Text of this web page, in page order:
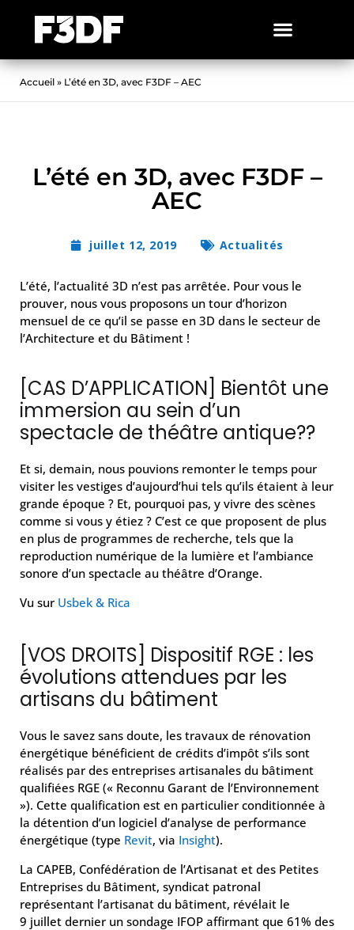
Accueil » L’été en 3D, avec F3DF – AEC
L’été en 3D, avec F3DF –
AEC
juillet 12, 2019 Actualités
L’été, l’actualité 3D n’est pas arrêtée. Pour vous le
prouver, nous vous proposons un tour d’horizon
mensuel de ce qu’il se passe en 3D dans le secteur de
l’Architecture et du Bâtiment !
[CAS D’APPLICATION] Bientôt une
immersion au sein d’un
spectacle de théâtre antique??
Et si, demain, nous pouvions remonter le temps pour
visiter les vestiges d’aujourd’hui tels qu’ils étaient à leur
grande époque ? Et, pourquoi pas, y vivre des scènes
comme si vous y étiez ? C’est ce que proposent de plus
en plus de programmes de recherche, tels que la
reproduction numérique de la lumière et l’ambiance
sonore d’un spectacle au théâtre d’Orange.
Vu sur Usbek & Rica
[VOS DROITS] Dispositif RGE : les
évolutions attendues par les
artisans du bâtiment
Vous le savez sans doute, les travaux de rénovation
énergétique bénéficient de crédits d’impôt s’ils sont
réalisés par des entreprises artisanales du bâtiment
qualifiées RGE (« Reconnu Garant de l’Environnement
»). Cette qualification est en particulier conditionnée à
la détention d’un logiciel d’analyse de performance
énergétique (type Revit, via Insight).
La CAPEB, Confédération de l’Artisanat et des Petites
Entreprises du Bâtiment, syndicat patronal
représentant l’artisanat du bâtiment, révélait le
9 juillet dernier un sondage IFOP affirmant que 61% des